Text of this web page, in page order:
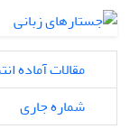
مقالات آماده
شماره جاری